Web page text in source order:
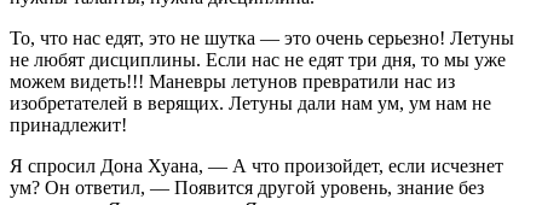
То, что нас едят, это не шутка — это очень серьезно! Летуны
не любят дисциплины. Если нас не едят три дня, то мы уже
можем видеть!!! Маневры летунов превратили нас из
изобретателей в верящих. Летуны дали нам ум, ум нам не
принадлежит!
Я спросил Дона Хуана, — А что произойдет, если исчезнет
ум? Он ответил, — Появится другой уровень, знание без